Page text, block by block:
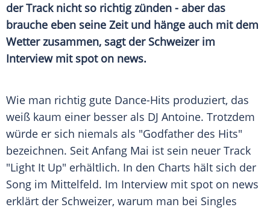
der Track nicht so richtig zünden - aber das
brauche eben seine Zeit und hänge auch mit dem
Wetter zusammen, sagt der Schweizer im
Interview mit spot on news.
Wie man richtig gute Dance-Hits produziert, das
weiß kaum einer besser als DJ Antoine. Trotzdem
würde er sich niemals als "Godfather des Hits"
bezeichnen. Seit Anfang Mai ist sein neuer Track
"Light It Up" erhältlich. In den Charts hält sich der
Song im Mittelfeld. Im Interview mit spot on news
erklärt der Schweizer, warum man bei Singles